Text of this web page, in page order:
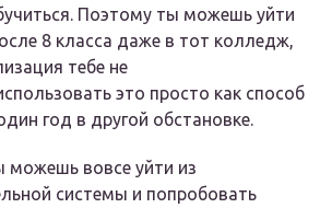
Поэтому ты можешь уйти
8 класса даже в тот колледж,
тебе не
это просто как способ
год в другой обстановке.
можешь вовсе уйти из
системы и попробовать